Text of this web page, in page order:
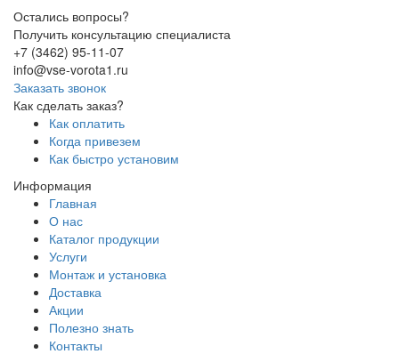
Остались вопросы?
Получить консультацию специалиста
+7 (3462) 95-11-07
info@vse-vorota1.ru
Заказать звонок
Как сделать заказ?
Как оплатить
Когда привезем
Как быстро установим
Информация
Главная
О нас
Каталог продукции
Услуги
Монтаж и установка
Доставка
Акции
Полезно знать
Контакты